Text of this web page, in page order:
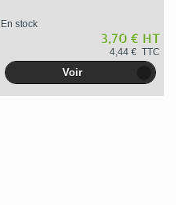
En stock
3,70 € HT
4,44 € TTC
Voir